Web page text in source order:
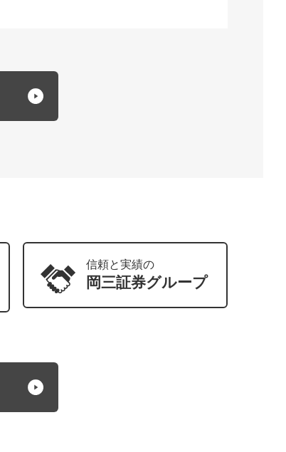
信頼と実績の
岡三証券グループ